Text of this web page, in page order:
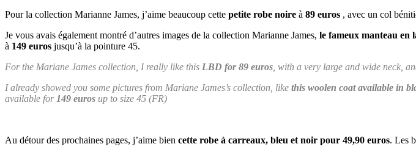
Pour la collection Marianne James, j’aime beaucoup cette petite robe noire à 89 euros , avec un col
Je vous avais également montré d’autres images de la collection Marianne James, le fameux manteau en
à 149 euros jusqu’à la pointure 45.
For the Mariane James collection, I really like this LBD for 89 euros , with a very large and wide neck,
I already showed you some pictures from Mariane James’s collection, like this woolen coat available in
available for 149 euros up to size 45 (FR)
Au détour des prochaines pages, j’aime bien cette robe à carreaux, bleu et noir pour 49,90 euros. Les